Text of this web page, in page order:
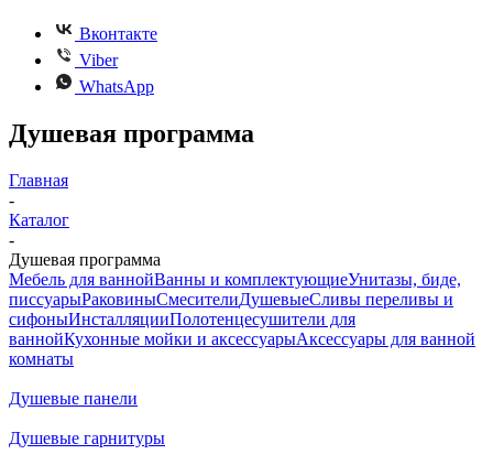
Вконтакте
Viber
WhatsApp
Душевая программа
Главная
-
Каталог
-
Душевая программа
Мебель для ваннойВанны и комплектующиеУнитазы, биде,
писсуарыРаковиныСмесителиДушевыеСливы переливы и
сифоныИнсталляцииПолотенцесушители для
ваннойКухонные мойки и аксессуарыАксессуары для ванной
комнаты
Душевые панели
Душевые гарнитуры